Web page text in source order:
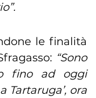
le finalità
“Sono
fino ad oggi
Tartaruga’, ora